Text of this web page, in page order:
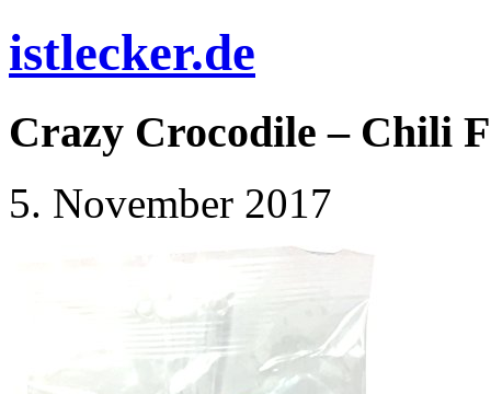
istlecker.de
Crazy Crocodile – Chili
5. November 2017